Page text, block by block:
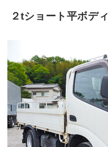
２tショート平ボディ